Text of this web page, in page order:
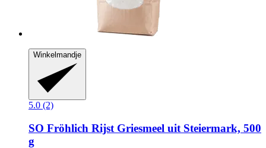
Winkelmandje
5.0 (2)
SO Fröhlich Rijst Griesmeel uit Steiermark, 500
g